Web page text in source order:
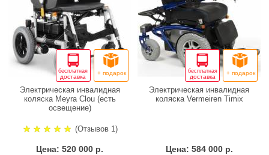
бесплатная
доставка
+ подарок
Электрическая инвалидная
коляска Meyra Clou (есть
освещение)
(Отзывов 1)
Цена: 520 000 р.
бесплатная
доставка
+ подарок
Электрическая инвалидная
коляска Vermeiren Timix
Цена: 584 000 р.